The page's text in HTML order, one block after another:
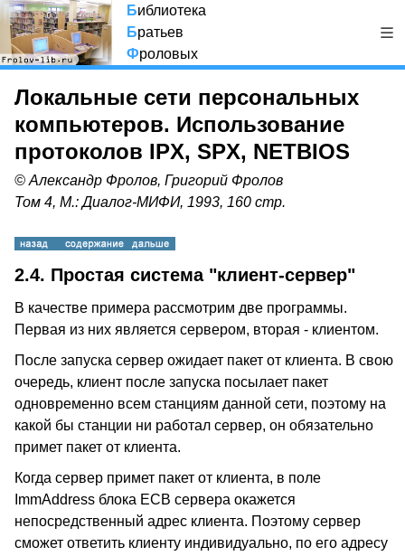
Библиотека
Братьев
Фроловых
Локальные сети персональных
компьютеров. Использование
протоколов IPX, SPX, NETBIOS
© Александр Фролов, Григорий Фролов
Том 4, М.: Диалог-МИФИ, 1993, 160 стр.
2.4. Простая система "клиент-сервер"
В качестве примера рассмотрим две программы.
Первая из них является сервером, вторая - клиентом.
После запуска сервер ожидает пакет от клиента. В свою
очередь, клиент после запуска посылает пакет
одновременно всем станциям данной сети, поэтому на
какой бы станции ни работал сервер, он обязательно
примет пакет от клиента.
Когда сервер примет пакет от клиента, в поле
ImmAddress блока ECB сервера окажется
непосредственный адрес клиента. Поэтому сервер
сможет ответить клиенту индивидуально, по его адресу